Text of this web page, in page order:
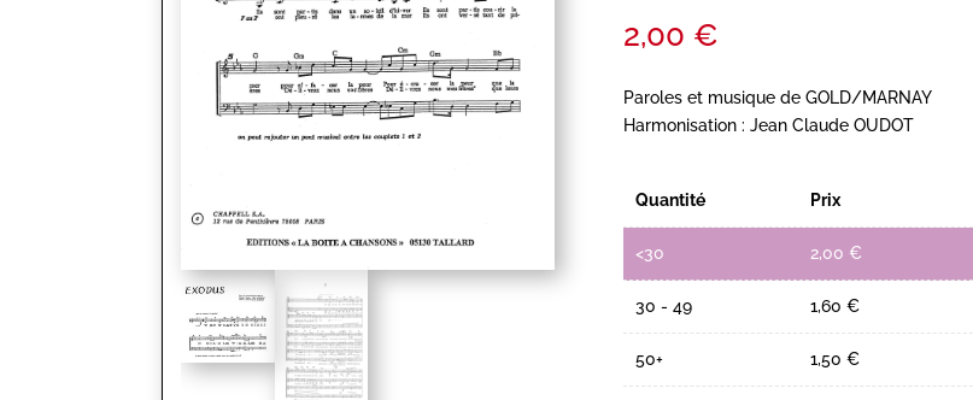
2,00 €
Paroles et musique de GOLD/MARNAY
Harmonisation : Jean Claude OUDOT
Quantité Prix
<30 2,00 €
30 - 49 1,60 €
50+ 1,50 €